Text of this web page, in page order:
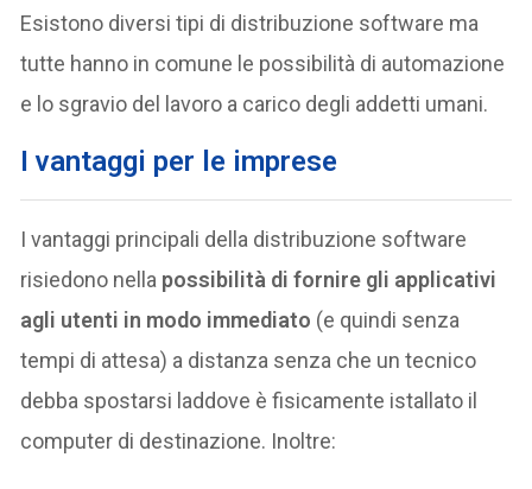
Esistono diversi tipi di distribuzione software ma
tutte hanno in comune le possibilità di automazione
e lo sgravio del lavoro a carico degli addetti umani.
I vantaggi per le imprese
I vantaggi principali della distribuzione software
risiedono nella possibilità di fornire gli applicativi
agli utenti in modo immediato (e quindi senza
tempi di attesa) a distanza senza che un tecnico
debba spostarsi laddove è fisicamente istallato il
computer di destinazione. Inoltre: